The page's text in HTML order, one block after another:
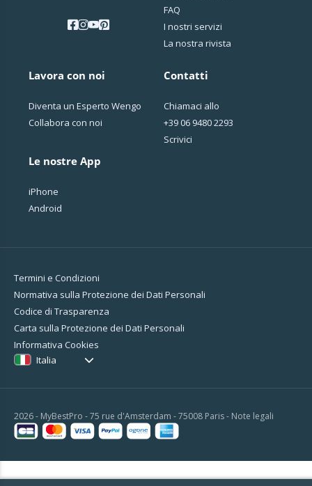
FAQ
I nostri servizi
La nostra rivista
Lavora con noi
Diventa un Esperto Wengo
Collabora con noi
Le nostre App
iPhone
Android
Contatti
Chiamaci allo
+39 06 9480 2293
Scrivici
Termini e Condizioni
Normativa sulla Protezione dei Dati Personali
Codice di Trasparenza
Carta sulla Protezione dei Dati Personali
Informativa Cookies
Italia
2026 - MyBestPro - 75 rue d'Amsterdam - 75008 Paris - Note legali